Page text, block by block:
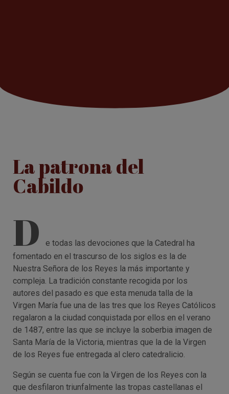
La patrona del
Cabildo
D
e todas las devociones que la Catedral ha
fomentado en el trascurso de los siglos es la de
Nuestra Señora de los Reyes la más importante y
compleja. La tradición constante recogida por los
autores del pasado es que esta menuda talla de la
Virgen María fue una de las tres que los Reyes Católicos
regalaron a la ciudad conquistada por ellos en el verano
de 1487, entre las que se incluye la soberbia imagen de
Santa María de la Victoria, mientras que la de la Virgen
de los Reyes fue entregada al clero catedralicio.
Según se cuenta fue con la Virgen de los Reyes con la
que desfilaron triunfalmente las tropas castellanas el